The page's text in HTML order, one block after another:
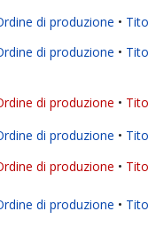
di produzione
di produzione
di produzione
di produzione
di produzione
di produzione